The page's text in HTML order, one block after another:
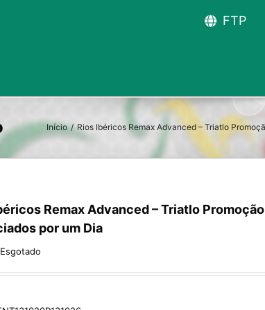
FTP
Início / Rios Ibéricos Remax Advanced – Triatlo
Remax Advanced – Triatlo
por um Dia
Esgotado